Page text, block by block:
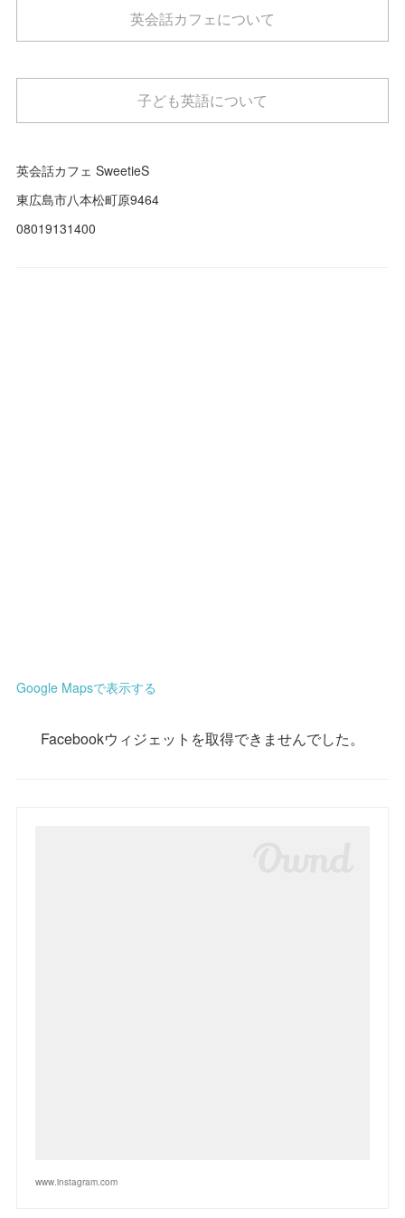
英会話カフェについて
子ども英語について
英会話カフェ SweetieS
東広島市八本松町原9464
08019131400
Google Mapsで表示する
Facebookウィジェットを取得できませんでした。
www.instagram.com